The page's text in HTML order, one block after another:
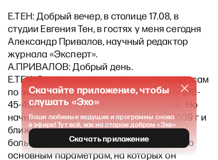
Е.ТЕН: Добрый вечер, в столице 17.08, в
студии Евгения Тен, в гостях у меня сегодня
Александр Привалов, научный редактор
журнала «Эксперт».
А.ПРИВАЛОВ: Добрый день.
Е.ТЕН: Сегодня раздолье по вашим вопросам
по экономическим темам по телефону 970-
45-45, и уже есть вопросы в Интернете. Но
начнем с федерального бюджета на 2009 г и
ближайшие три года, поскольку по нему
больше всего вопросов -= в частности, по
основным параметрам, на которых он
Скачайте приложение, чтобы
слушать «Эхо»
Ваши любимые ведущие и программы снова
в эфире! Тут всё, как на старом добром «Эхе»
Скачать приложение